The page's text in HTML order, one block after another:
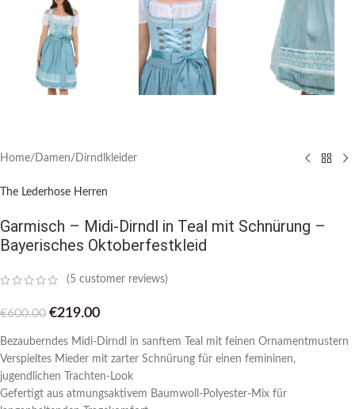
Home/ Damen/ Dirndlkleider
The Lederhose Herren
Garmisch – Midi-Dirndl in Teal mit Schnürung –
Bayerisches Oktoberfestkleid
(5 customer reviews)
€600.00 €219.00
Bezauberndes Midi-Dirndl in sanftem Teal mit feinen Ornamentmustern
Verspieltes Mieder mit zarter Schnürung für einen femininen,
jugendlichen Trachten-Look
Gefertigt aus atmungsaktivem Baumwoll-Polyester-Mix für